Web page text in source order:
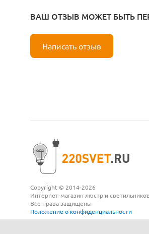
ВАШ ОТЗЫВ МОЖЕТ БЫТЬ
Написать отзыв
Copyright © 2014-2026
Интернет-магазин люстр и
Все права защищены
Положение о конфиденциальности